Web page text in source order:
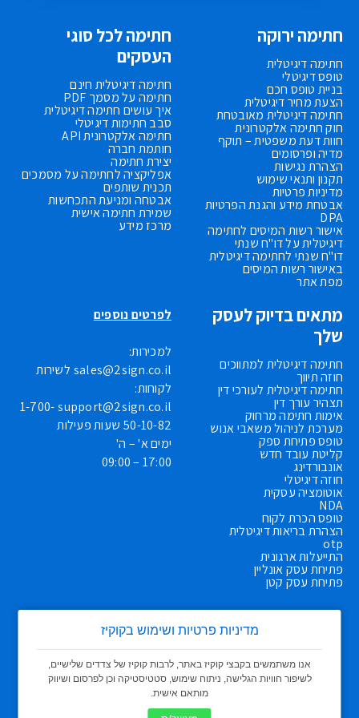
חתימה ירוקה
חתימה דיגיטלית
טופס דיגיטלי
בניית טופס חכם
הצעת מחיר דיגיטלית
חתימה דיגיטלית מאובטחת
חוק חתימה אלקטרונית
חוות דעת משפטית – תוקף
מדיה ופרסומים
הצהרת נגישות
תקנון ותנאי שימוש
מדיניות פרטיות
אבטחת מידע והגנת הפרטיות
DPA
אישור רשות המיסים לחתימה
דיגיטלית על דו"ח שנתי
דו"ח שנתי לחתימה דיגיטלית
באישור רשות המיסים
מפת אתר
חתימה לכל סוגי
העסקים
חתימה דיגיטלית חינם
חתימה על מסמך PDF
איך עושים חתימה דיגיטלית
סבב חתימות דיגיטלי
חתימה אלקטרונית API
חותמת חברה
יצירת חתימה
אפליקציה לחתימה על מסמכים
תכנית שותפים
אבטחה ומניעת התכחשות
שמירת חתימה אישית
מרכז מידע
מתאים בדיוק לעסק
שלך
חתימה דיגיטלית למתווכים
חוזה תיווך
חתימה דיגיטלית לעורכי דין
תצהיר עורך דין
אימות חתימה מרחוק
מערכת לניהול משאבי אנוש
טופס פתיחת ספק
קליטת עובד חדש
אונבורדינג
חוזה דיגיטלי
אוטומציה עסקית
NDA
טופס הכרת לקוח
הצהרת בריאות דיגיטלית
otp
התייעלות ארגונית
פתיחת עסק אונליין
פתיחת עסק קטן
לפרטים נוספים
למכירות:
sales@2sign.co.il לשירות
לקוחות:
support@2sign.co.il
1-700-
50-10-82 שעות פעילות
ימים א' – ה'
17:00 – 09:00
מדיניות פרטיות ושימוש בקוקיז
אנו משתמשים בקבצי קוקיז באתר, לרבות קוקיז של צדדים שלישיים,
לשיפור חוויות הגלישה, ניתוח שימוש, סטטיסטיקה וכן לפרסום ושיווק
מותאם אישית.